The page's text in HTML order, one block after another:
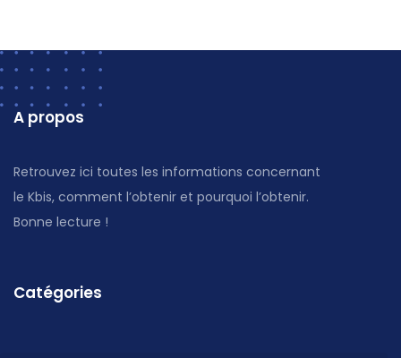
A propos
Retrouvez ici toutes les informations concernant
le Kbis, comment l’obtenir et pourquoi l’obtenir.
Bonne lecture !
Catégories